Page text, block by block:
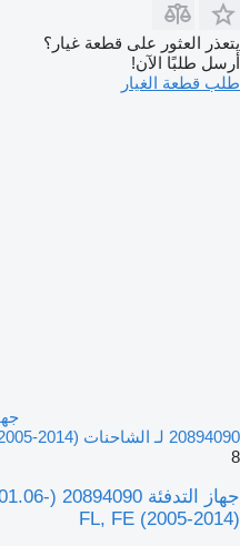
يتعذر العثور على قطعة غيار؟
أرسل طلبًا الآن!
طلب قطعة الغيار
20894090 لـ الشاحنات Volvo FL, FE (2005-2014)
8
FL, FE (2005-2014)